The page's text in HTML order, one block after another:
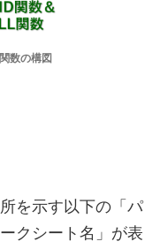
数の構図
を示す以下の「パ
クシート名」が表